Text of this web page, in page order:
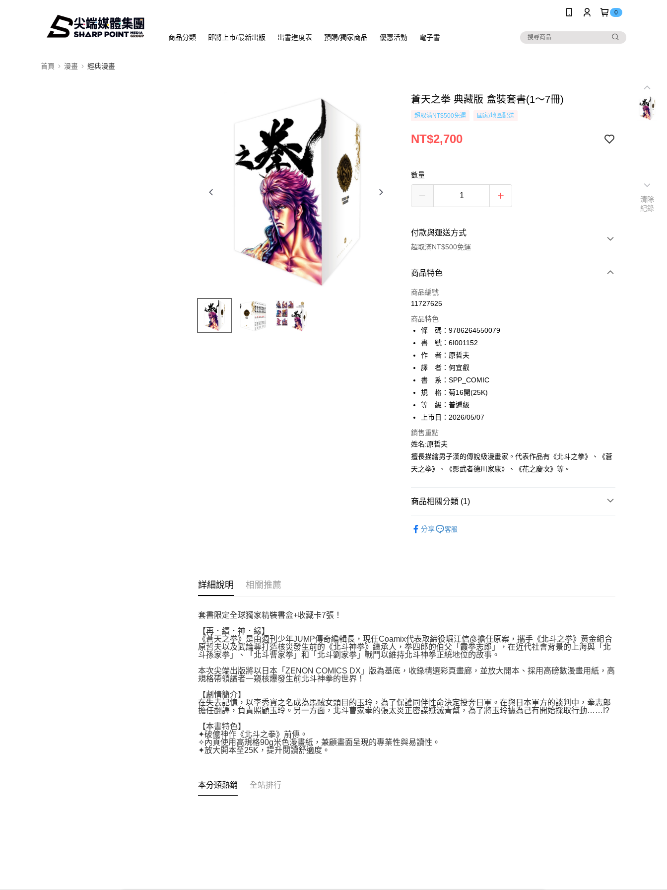
0
商品分類 即將上市/最新出版 出書進度表 預購/獨家商品 優惠活動 電子書
首頁 漫畫 經典漫畫
蒼天之拳 典藏版 盒裝套書(1～7冊)
超取滿NT$500免運 國家/地區配送
NT$2,700
數量
付款與運送方式
超取滿NT$500免運
付款方式
信用卡一次付款
AFTEE先享後付
相關說明
AFTEE先享後付是「在收到商品之後才付款」的支付方式。 讓您購物簡單
便利好安心！
１．簡單：不需註冊會員、不需綁卡、不需儲值。
２．便利：只要手機號碼，簡訊認證，即可結帳。
３．安心：先確認商品／服務後，再付款。
１．於結帳方式選擇「AFTEE先享後付」後，將跳轉至「AFTEE先享後
付」結帳頁面，進行簡訊認證並確認金額後，即可完成結帳。
２．訂單成立數日內，您將收到繳費通知簡訊。
３．收到繳費通知簡訊後14天內，點擊此簡訊中的連結，可透過四大超商
／ATM／網路銀行／等多元方式進行付款，方視為交易完成。
※ 請注意：結帳手續完成當下不需立刻繳費，但若您需要取消訂單，請聯
絡購買商品的店家。未經商家同意取消之訂單仍視為有效，需透過AFTEE
是否繳費成功／繳費後需取消欲退款等相關疑問，請聯繫「AFTEE先享後
【注意事項】
５．嚴禁一人註冊多個帳號或使用他人資訊註冊。若發現惡意使用之情
形，恩沛科技股份有限公司將有權停止該用戶之使用額度並採取法律行
動。
ATM付款
運送方式
全家取貨付款
每筆NT$80，滿NT$500(含以上)免運費
付款後全家取貨
每筆NT$80，滿NT$500(含以上)免運費
萊爾富取貨付款
付款後萊爾富取貨
7-11取貨付款
商品特色
商品編號
11727625
商品特色
條 碼：9786264550079
書 號：6I001152
作 者：原哲夫
譯 者：何宜叡
書 系：SPP_COMIC
規 格：菊16開(25K)
等 級：普遍級
上市日：2026/05/07
銷售重點
姓名:原哲夫
擅長描繪男子漢的傳說級漫畫家。代表作品有《北斗之拳》、《蒼
天之拳》、《影武者德川家康》、《花之慶次》等。
商品相關分類 (1)
分享
客服
詳細說明 相關推薦
套書限定全球獨家精裝書盒+收藏卡7張！
【再．續．神．緣】
《蒼天之拳》是由週刊少年JUMP傳奇編輯長，現任Coamix代表取締役堀江信彥擔任原案，攜手《北斗之拳》黃金組合
原哲夫以及武論尊打造核災發生前的《北斗神拳》繼承人，拳四郎的伯父「霞拳志郎」，在近代社會背景的上海與「北
斗孫家拳」、「北斗曹家拳」和「北斗劉家拳」戰鬥以維持北斗神拳正統地位的故事。
本次尖端出版將以日本「ZENON COMICS DX」版為基底，收錄精選彩頁畫廊，並放大開本、採用高磅數漫畫用紙，高
規格帶領讀者一窺核爆發生前北斗神拳的世界！
【劇情簡介】
在失去記憶，以李秀寶之名成為馬賊女頭目的玉玲，為了保護同伴性命決定投奔日軍。在與日本軍方的談判中，拳志郎
擔任翻譯，負責照顧玉玲。另一方面，北斗曹家拳的張太炎正密謀殲滅青幫，為了將玉玲據為己有開始採取行動……!?
【本書特色】
✦破億神作《北斗之拳》前傳。
✧內頁使用高規格90g米色漫畫紙，兼顧畫面呈現的專業性與易讀性。
✦放大開本至25K，提升閱讀舒適度。
本分類熱銷 全站排行
清除
紀錄